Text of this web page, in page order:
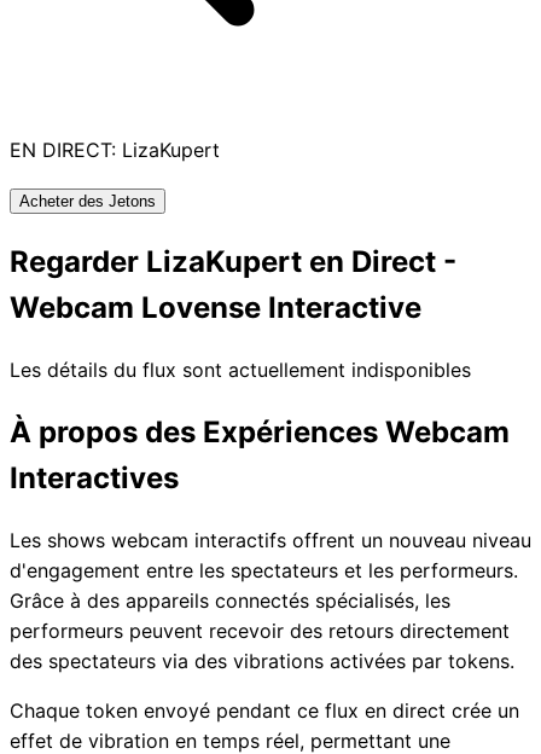
EN DIRECT: LizaKupert
Acheter des Jetons
Regarder LizaKupert en Direct -
Webcam Lovense Interactive
Les détails du flux sont actuellement indisponibles
À propos des Expériences Webcam
Interactives
Les shows webcam interactifs offrent un nouveau niveau
d'engagement entre les spectateurs et les performeurs.
Grâce à des appareils connectés spécialisés, les
performeurs peuvent recevoir des retours directement
des spectateurs via des vibrations activées par tokens.
Chaque token envoyé pendant ce flux en direct crée un
effet de vibration en temps réel, permettant une